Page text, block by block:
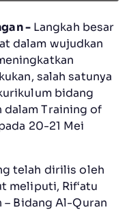
-Langkah besar
dalam wujudkan
salah satunya
bidang
dalam Training of
20-21 Mei
telah dirilis oleh
meliputi, Rif‘atu
Bidang Al-Quran